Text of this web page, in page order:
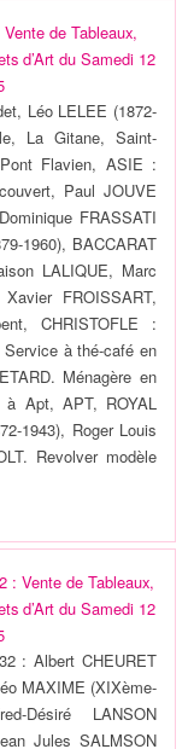
de Tableaux,
d’Art du Samedi 12
Léo LELEE (1872-
La Gitane, Saint-
Flavien, ASIE :
Paul JOUVE
FRASSATI
1960), BACCARAT
LALIQUE, Marc
FROISSART,
CHRISTOFLE :
à thé-café en
Ménagère en
Apt, APT, ROYAL
1943), Roger Louis
Revolver modèle
: Vente de Tableaux,
d’Art du Samedi 12
: Albert CHEURET
MAXIME (XIXème-
Désiré LANSON
Jules SALMSON